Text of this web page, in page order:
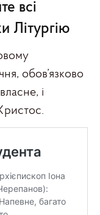
всі
Літургію
обов’язково
і